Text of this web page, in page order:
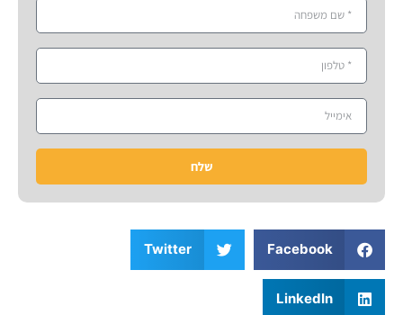
שלח
Facebook
Twitter
LinkedIn